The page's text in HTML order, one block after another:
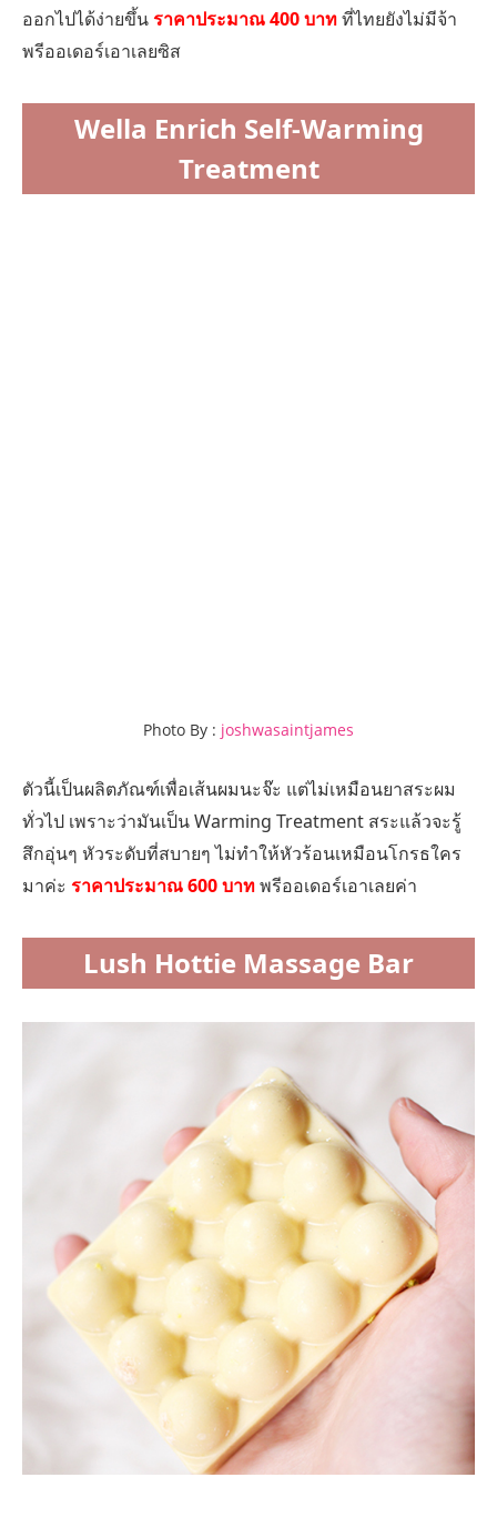
ออกไปได้ง่ายขึ้นราคาประมาณ 400 บาทที่ไทยยังไม่มีจ้า
พรีออเดอร์เอาเลยซิส
Wella Enrich Self-Warming
Treatment
Photo By : joshwasaintjames
ตัวนี้เป็นผลิตภัณฑ์เพื่อเส้นผมนะจ๊ะ แต่ไม่เหมือนยาสระผม
ทั่วไป เพราะว่ามันเป็น Warming Treatment สระแล้วจะรู้
สึกอุ่นๆ หัวระดับที่สบายๆ ไม่ทำให้หัวร้อนเหมือนโกรธใคร
มาค่ะ ราคาประมาณ 600 บาทพรีออเดอร์เอาเลยค่า
Lush Hottie Massage Bar